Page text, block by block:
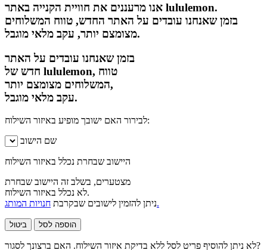
אנו מרעננים את חוויית הקנייה באתר lululemon.
בזמן שאנחנו עובדים על האתר החדש, טווח המשלוחים
מצומצם יותר, עקב מלאי מוגבל.
בזמן שאנחנו עובדים על האתר
חדש של lululemon, טווח
המשלוחים מצומצם יותר,
עקב מלאי מוגבל.
לבירור האם ישובך מופיע באיזור השילוח:
שם הישוב
היישוב שבחרת נכלל באיזור השילוח
מצטערים, בשלב זה היישוב שבחרת
לא נכלל באיזור השילוח.
ניתן להזמין לישובים שבקרבתחנויות המותג.
ביטול הוספה לסל
לא ניתן להוסיף פריט לסל ללא בדיקת איזור השילוח. האם ברצונך לסגור?